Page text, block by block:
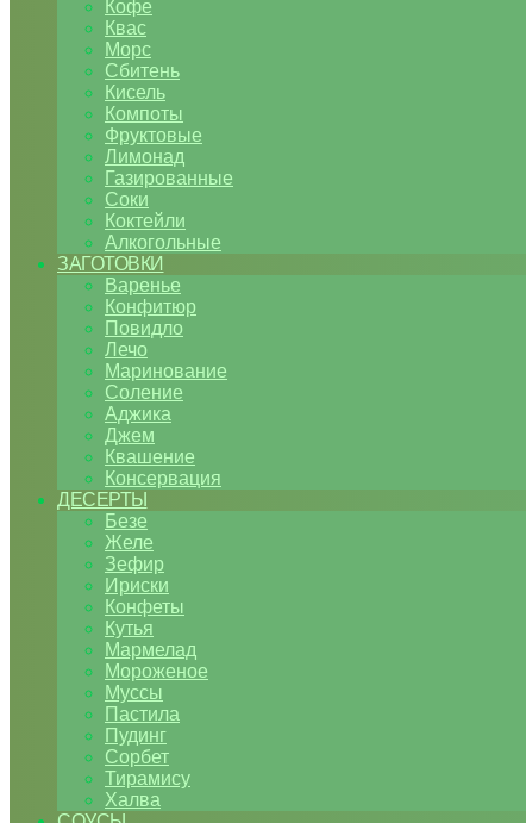
Кофе
Квас
Морс
Сбитень
Кисель
Компоты
Фруктовые
Лимонад
Газированные
Соки
Коктейли
Алкогольные
ЗАГОТОВКИ
Варенье
Конфитюр
Повидло
Лечо
Маринование
Соление
Аджика
Джем
Квашение
Консервация
ДЕСЕРТЫ
Безе
Желе
Зефир
Ириски
Конфеты
Кутья
Мармелад
Мороженое
Муссы
Пастила
Пудинг
Сорбет
Тирамису
Халва